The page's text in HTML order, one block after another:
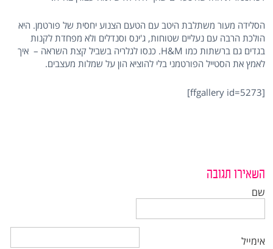
הסלידה מעור משתלבת היטב עם הטעם הצנוע יחסית של פורטמן. היא
הולכת הרבה עם נעליים שטוחות, ג'ינס וסנדלים ולא מפחדת לקנות
בגדים גם ברשתות כמו H&M. כנסו לגלריה בשביל קצת השראה – איך
לאמץ את הסטייל הפורטמני בלי להוציא הון על שמלות מעצבים.
[ffgallery id=5273]
השאירו תגובה
שם
אימייל